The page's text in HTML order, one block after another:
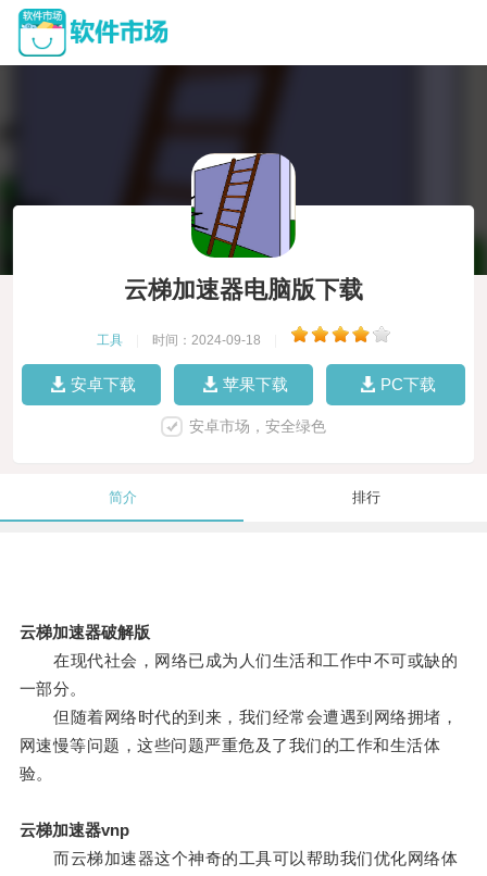
云梯加速器电脑版下载
工具 时间：2024-09-18
安卓下载 苹果下载 PC下载
安卓市场，安全绿色
简介 排行
云梯加速器破解版
在现代社会，网络已成为人们生活和工作中不可或缺的
一部分。
但随着网络时代的到来，我们经常会遭遇到网络拥堵，
网速慢等问题，这些问题严重危及了我们的工作和生活体
验。
云梯加速器vnp
而云梯加速器这个神奇的工具可以帮助我们优化网络体